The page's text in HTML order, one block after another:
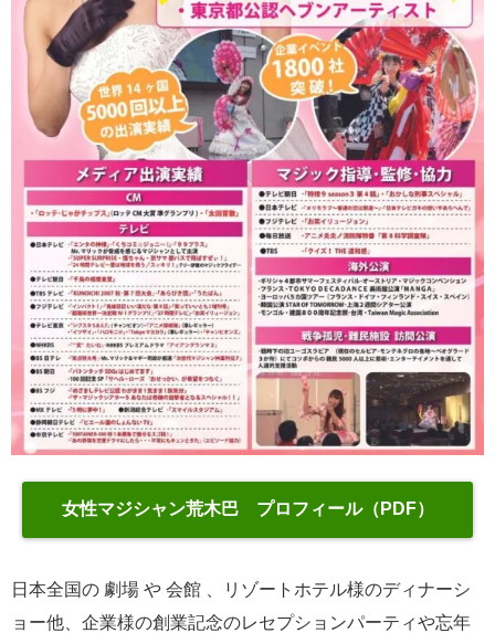
女性マジシャン荒木巴 プロフィール（PDF）
日本全国の 劇場 や 会館 、リゾートホテル様のディナーシ
ョー他、企業様の創業記念のレセプションパーティや忘年